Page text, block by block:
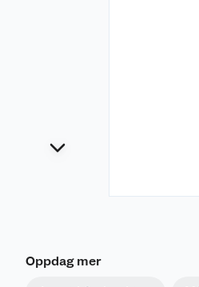
Oppdag mer